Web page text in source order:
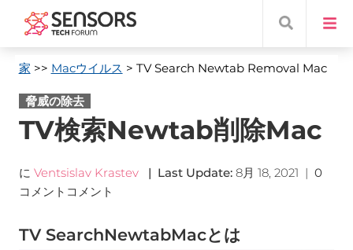
家 >> Macウイルス > TV Search Newtab Removal Mac
脅威の除去
TV検索Newtab削除Mac
に Ventsislav Krastev | Last Update: 8月 18, 2021 | 0
コメントコメント
TV SearchNewtabMacとは